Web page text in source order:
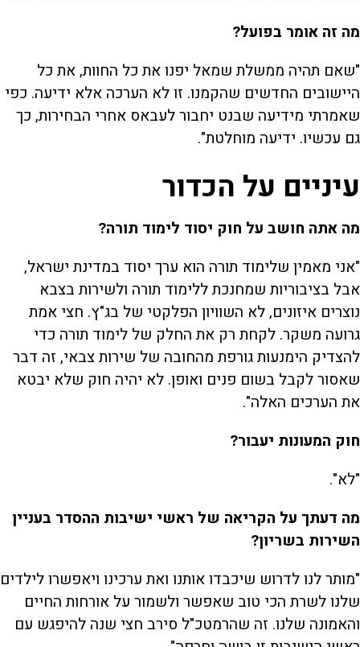
מה זה אומר בפועל?
"שאם תהיה ממשלת שמאל יפנו את כל החוות, את כל
היישובים החדשים שהקמנו. זו לא הערכה אלא ידיעה. כפי
שאמרתי מידיעה שבנט יחבור לעבאס אחרי הבחירות, כך
גם עכשיו. ידיעה מוחלטת".
עיניים על הכדור
מה אתה חושב על חוק יסוד לימוד תורה?
"אני מאמין שלימוד תורה הוא ערך יסוד במדינת ישראל,
אבל בציבוריות שמחנכת ללימוד תורה ולשירות בצבא
נוצרים איזונים, לא השוויון הפלקטי של בג"ץ. חצי אמת
גרועה משקר. לקחת רק את החלק של לימוד תורה כדי
להצדיק הימנעות גורפת מהחובה של שירות צבאי, זה דבר
שאסור לקבל בשום פנים ואופן. לא יהיה חוק שלא יבטא
את הערכים האלה".
חוק המעונות יעבור?
"לא".
מה דעתך על הקריאה של ראשי ישיבות ההסדר בעניין
השירות בשריון?
"מותר לנו לדרוש שיכבדו אותנו ואת ערכינו ויאפשרו לילדים
שלנו לשרת הכי טוב שאפשר ולשמור על אורחות החיים
והאמונה שלנו. זה שהרמטכ"ל סירב חצי שנה להיפגש עם